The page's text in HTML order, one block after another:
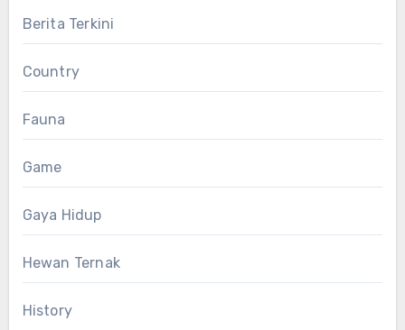
Berita Terkini
Country
Fauna
Game
Gaya Hidup
Hewan Ternak
History